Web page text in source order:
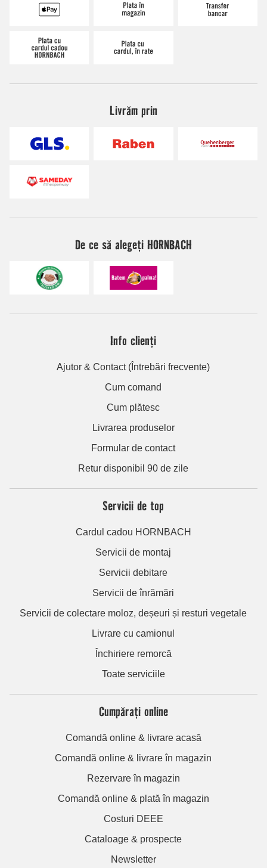
Livrăm prin
De ce să alegeți HORNBACH
Info clienți
Ajutor & Contact (Întrebări frecvente)
Cum comand
Cum plătesc
Livrarea produselor
Formular de contact
Retur disponibil 90 de zile
Servicii de top
Cardul cadou HORNBACH
Servicii de montaj
Servicii debitare
Servicii de înrămări
Servicii de colectare moloz, deșeuri și resturi vegetale
Livrare cu camionul
Închiriere remorcă
Toate serviciile
Cumpărați online
Comandă online & livrare acasă
Comandă online & livrare în magazin
Rezervare în magazin
Comandă online & plată în magazin
Costuri DEEE
Cataloage & prospecte
Newsletter